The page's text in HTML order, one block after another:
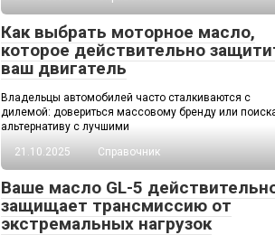
Как выбрать моторное масло,
которое действительно
ваш двигатель
Владельцы автомобилей часто сталкиваются с
дилемой: довериться массовому бренду или
альтернативу с лучшими
21.10.2025
Справочник
Ваше масло GL-5
защищает трансмиссию от
экстремальных нагрузок